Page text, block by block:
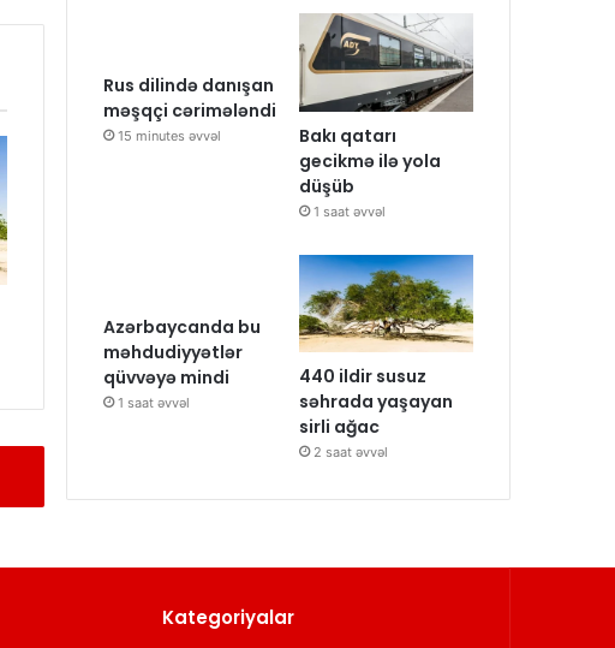
Rus dilində danışan
məşqçi cərimələndi
15 minutes əvvəl
Bakı qatarı
gecikmə ilə yola
düşüb
1 saat əvvəl
Azərbaycanda bu
məhdudiyyətlər
qüvvəyə mindi
1 saat əvvəl
440 ildir susuz
səhrada yaşayan
sirli ağac
2 saat əvvəl
Kategoriyalar